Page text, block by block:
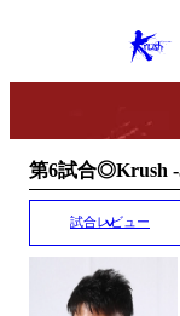
第6試合◎Krush -
試合レビュー